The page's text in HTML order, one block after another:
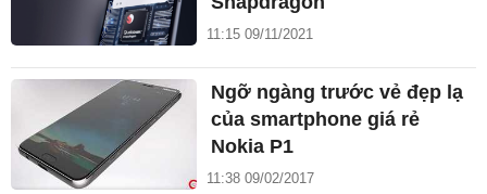
11:15 09/11/2021
Ngỡ ngàng trước vẻ đẹp lạ
của smartphone giá rẻ
Nokia P1
11:38 09/02/2017